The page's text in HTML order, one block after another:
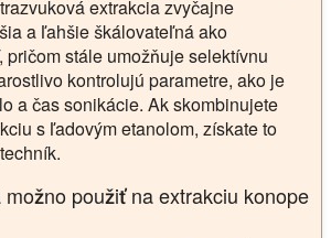
extrakcia zvyčajne
a ľahšie škálovateľná ako
pričom stále umožňuje selektívnu
kontrolujú parametre, ako je
a čas sonikácie. Ak skombinujete
s ľadovým etanolom, získate to
použiť na extrakciu konope